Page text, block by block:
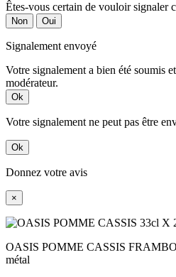
Êtes-vous certain de vouloir signaler
Non Oui
Signalement envoyé
Votre signalement a bien été soumis
modérateur.
Ok
Votre signalement ne peut pas être
Ok
Donnez votre avis
×
OASIS POMME CASSIS
métal